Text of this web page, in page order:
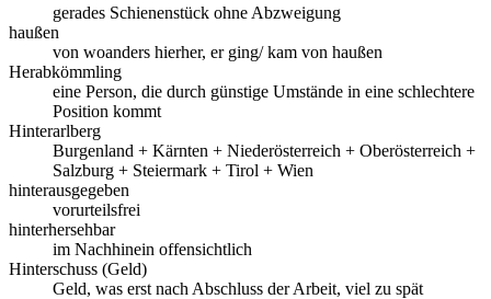
gerades Schienenstück ohne Abzweigung
haußen
von woanders hierher, er ging/ kam von haußen
Herabkömmling
eine Person, die durch günstige Umstände in eine schlechtere
Position kommt
Hinterarlberg
Burgenland + Kärnten + Niederösterreich + Oberösterreich +
Salzburg + Steiermark + Tirol + Wien
hinterausgegeben
vorurteilsfrei
hinterhersehbar
im Nachhinein offensichtlich
Hinterschuss (Geld)
Geld, was erst nach Abschluss der Arbeit, viel zu spät